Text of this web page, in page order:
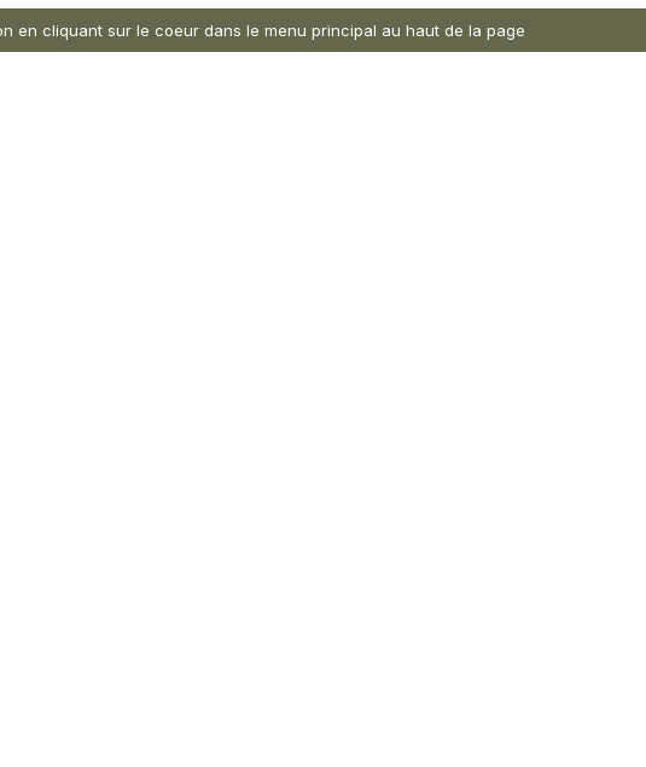
en cliquant sur le coeur dans le menu principal au haut de la page